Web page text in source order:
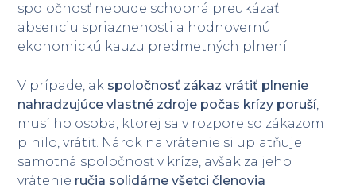
spoločnosť nebude schopná preukázať
absenciu spriaznenosti a hodnovernú
ekonomickú kauzu predmetných plnení.
V prípade, ak spoločnosť zákaz vrátiť plnenie
nahradzujúce vlastné zdroje počas krízy poruší,
musí ho osoba, ktorej sa v rozpore so zákazom
plnilo, vrátiť. Nárok na vrátenie si uplatňuje
samotná spoločnosť v kríze, avšak za jeho
vrátenie ručia solidárne všetci členovia